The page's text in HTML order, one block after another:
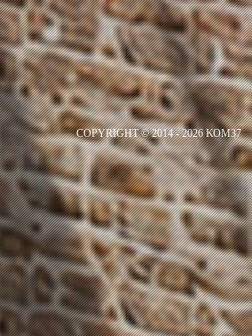
COPYRIGHT © 2014 - 2026 ΚΟΜ37